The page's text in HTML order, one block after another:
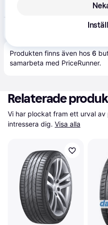
Produkten finns även hos 6
samarbeta med PriceRunner.
Relaterade
Vi har plockat fram ett urval
intressera dig. Visa alla